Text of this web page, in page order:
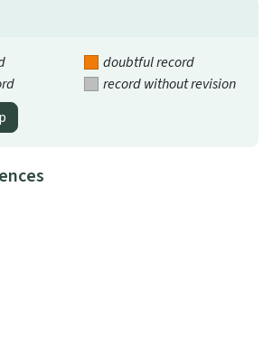
doubtful record
record without revision